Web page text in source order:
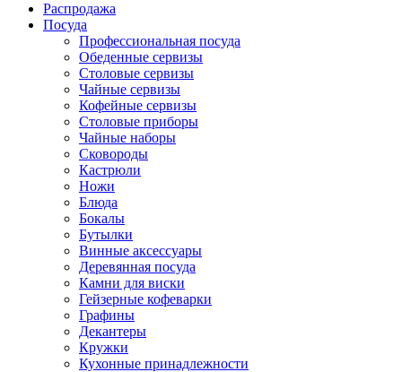
Распродажа
Посуда
Профессиональная посуда
Обеденные сервизы
Столовые сервизы
Чайные сервизы
Кофейные сервизы
Столовые приборы
Чайные наборы
Сковороды
Кастрюли
Ножи
Блюда
Бокалы
Бутылки
Винные аксессуары
Деревянная посуда
Камни для виски
Гейзерные кофеварки
Графины
Декантеры
Кружки
Кухонные принадлежности